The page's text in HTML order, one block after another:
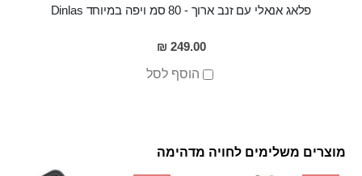
פלאג אנאלי עם זנב ארוך - 80 סמ ויפה במיוחד Dinlas
249.00 ₪
הוסף לסל
מוצרים משלימים לחויה מדהימה